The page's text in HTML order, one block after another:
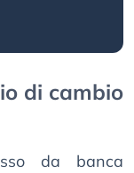
di cambio
da banca